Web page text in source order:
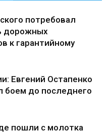
потребовал
дорожных
к гарантийному
Евгений Остапенко
боем до последнего
пошли с молотка